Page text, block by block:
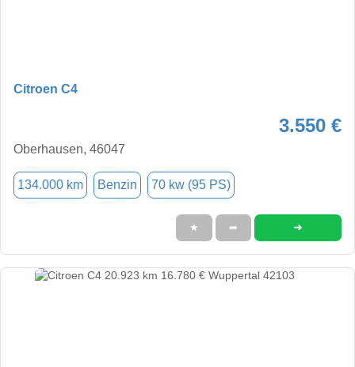
Citroen C4
3.550 €
Oberhausen, 46047
134.000 km Benzin 70 kw (95 PS)
★ ➦ ➜